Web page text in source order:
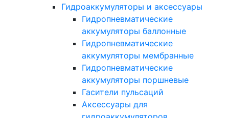
Гидроаккумуляторы и аксессуары
Гидропневматические
аккумуляторы баллонные
Гидропневматические
аккумуляторы мембранные
Гидропневматические
аккумуляторы поршневые
Гасители пульсаций
Аксессуары для